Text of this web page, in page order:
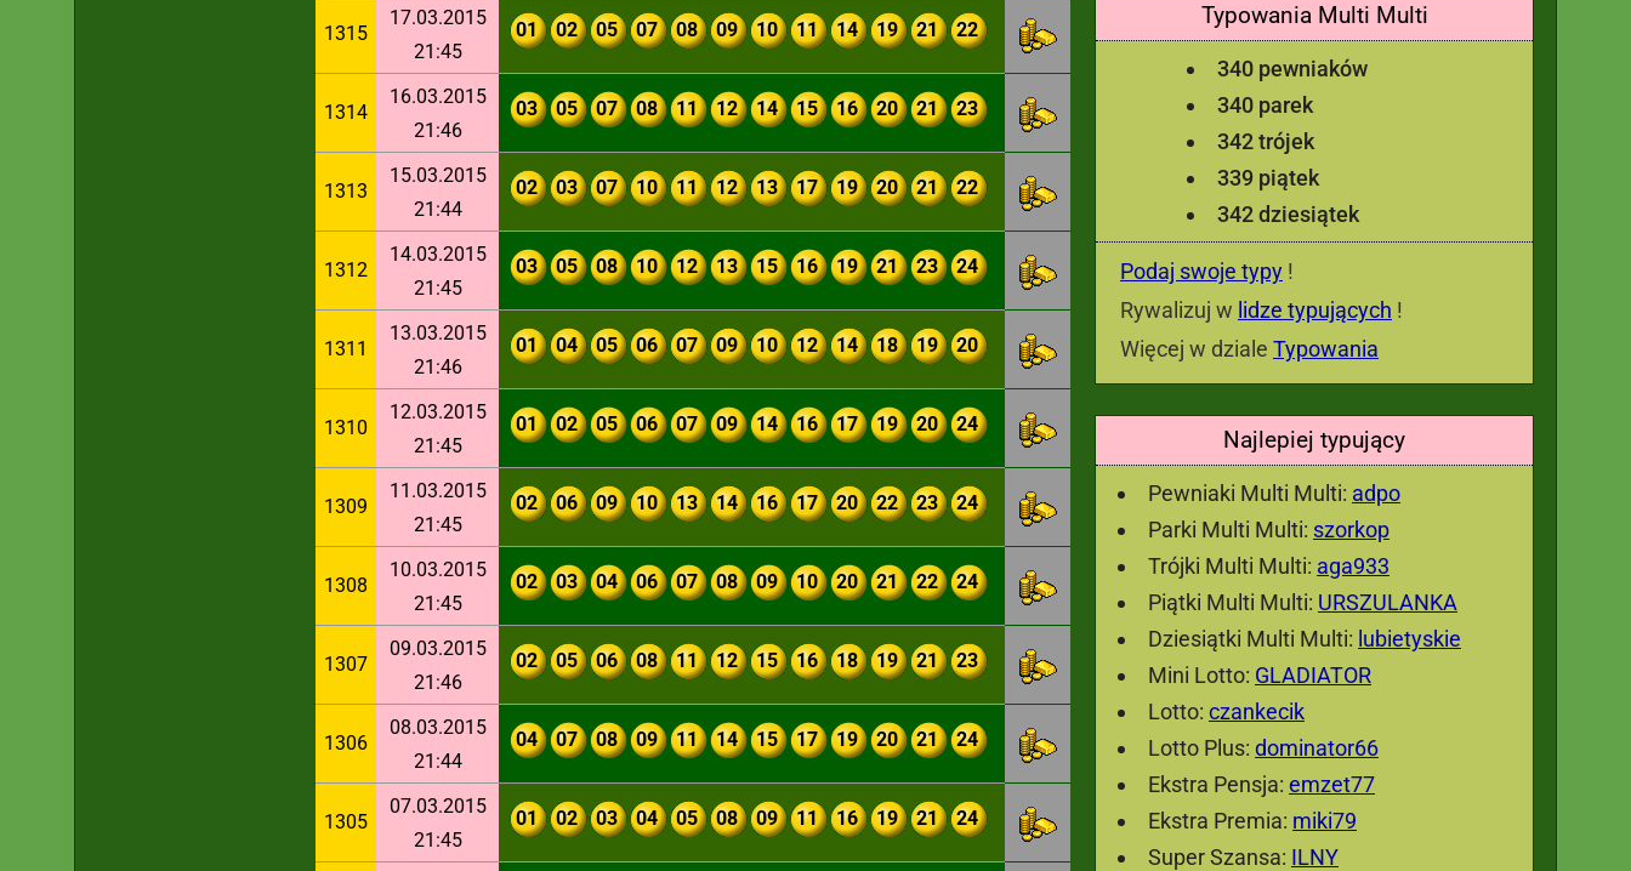
Typowania Multi Multi
340 pewniaków
340 parek
342 trójek
339 piątek
342 dziesiątek
Podaj swoje typy !
Rywalizuj w lidze typujących !
Więcej w dziale Typowania
Najlepiej typujący
Pewniaki Multi Multi: adpo
Parki Multi Multi: szorkop
Trójki Multi Multi: aga933
Piątki Multi Multi: URSZULANKA
Dziesiątki Multi Multi: lubietyskie
Mini Lotto: GLADIATOR
Lotto: czankecik
Lotto Plus: dominator66
Ekstra Pensja: emzet77
Ekstra Premia: miki79
Super Szansa: ILNY
1315
17.03.2015
21:45
01 02 05 07 08 09 10 11 14 19 21 22
1314
16.03.2015
21:46
03 05 07 08 11 12 14 15 16 20 21 23
1313
15.03.2015
21:44
02 03 07 10 11 12 13 17 19 20 21 22
1312
14.03.2015
21:45
03 05 08 10 12 13 15 16 19 21 23 24
1311
13.03.2015
21:46
01 04 05 06 07 09 10 12 14 18 19 20
1310
12.03.2015
21:45
01 02 05 06 07 09 14 16 17 19 20 24
1309
11.03.2015
21:45
02 06 09 10 13 14 16 17 20 22 23 24
1308
10.03.2015
21:45
02 03 04 06 07 08 09 10 20 21 22 24
1307
09.03.2015
21:46
02 05 06 08 11 12 15 16 18 19 21 23
1306
08.03.2015
21:44
04 07 08 09 11 14 15 17 19 20 21 24
1305
07.03.2015
21:45
01 02 03 04 05 08 09 11 16 19 21 24